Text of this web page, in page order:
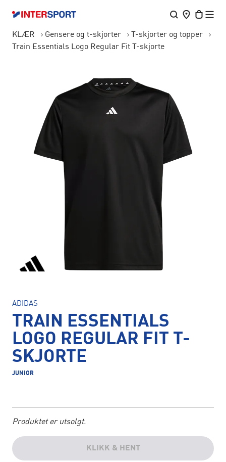
KLÆR Gensere og t-skjorter
T-skjorter og topper
Train Essentials Logo Regular Fit T-skjorte
ADIDAS
TRAIN ESSENTIALS
LOGO REGULAR FIT T-
SKJORTE
JUNIOR
Produktet er utsolgt.
KLIKK & HENT